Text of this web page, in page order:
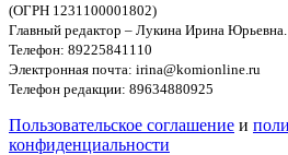
(ОГРН 1231100001802)
Главный редактор – Лукина Ирина Юрьевна.
Телефон: 89225841110
Электронная почта: irina@komionline.ru
Телефон редакции: 89634880925
Пользовательское соглашение и
конфиденциальности